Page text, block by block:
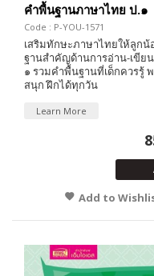
คำพื้นฐานภาษาไทย ป.๑
Code : P-YOU-1571
เสริมทักษะภาษาไทยให้ลูกน้
ฐานสำคัญด้านการอ่าน-เขีย
๑ รวมคำพื้นฐานที่เด็กควรรู้
สนุก ฝึกได้ทุกวัน
Learn More
Add to